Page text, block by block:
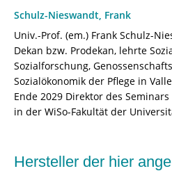
Schulz-Nieswandt, Frank
Univ.-Prof. (em.) Frank Schulz-
Dekan bzw. Prodekan, lehrte
Sozialforschung,
Sozialökonomik der Pflege in
Ende 2029 Direktor des
in der WiSo-Fakultät der
Hersteller der hier